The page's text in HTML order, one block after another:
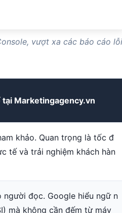
vượt xa các báo cáo lỗi
Marketingagency.vn
khảo. Quan trọng là tốc đ
tế và trải nghiệm khách hàn
người đọc. Google hiểu ngữ n
mà không cần đếm từ máy